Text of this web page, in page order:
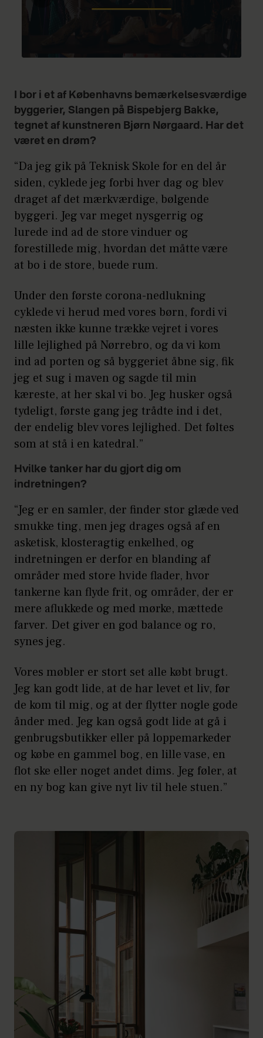
I bor i et af Københavns bemærkelsesværdige
byggerier, Slangen på Bispebjerg Bakke,
tegnet af kunstneren Bjørn Nørgaard. Har det
været en drøm?
“Da jeg gik på Teknisk Skole for en del år
siden, cyklede jeg forbi hver dag og blev
draget af det mærkværdige, bølgende
byggeri. Jeg var meget nysgerrig og
lurede ind ad de store vinduer og
forestillede mig, hvordan det måtte være
at bo i de store, buede rum.
Under den første corona-nedlukning
cyklede vi herud med vores børn, fordi vi
næsten ikke kunne trække vejret i vores
lille lejlighed på Nørrebro, og da vi kom
ind ad porten og så byggeriet åbne sig, fik
jeg et sug i maven og sagde til min
kæreste, at her skal vi bo. Jeg husker også
tydeligt, første gang jeg trådte ind i det,
der endelig blev vores lejlighed. Det føltes
som at stå i en katedral.”
Hvilke tanker har du gjort dig om
indretningen?
“Jeg er en samler, der finder stor glæde ved
smukke ting, men jeg drages også af en
asketisk, klosteragtig enkelhed, og
indretningen er derfor en blanding af
områder med store hvide flader, hvor
tankerne kan flyde frit, og områder, der er
mere aflukkede og med mørke, mættede
farver. Det giver en god balance og ro,
synes jeg.
Vores møbler er stort set alle købt brugt.
Jeg kan godt lide, at de har levet et liv, før
de kom til mig, og at der flytter nogle gode
ånder med. Jeg kan også godt lide at gå i
genbrugsbutikker eller på loppemarkeder
og købe en gammel bog, en lille vase, en
flot ske eller noget andet dims. Jeg føler, at
en ny bog kan give nyt liv til hele stuen.”